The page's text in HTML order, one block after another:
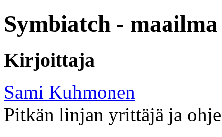
Symbiatch -
Kirjoittaja
Sami Kuhmonen
Pitkän linjan yrittäjä ja